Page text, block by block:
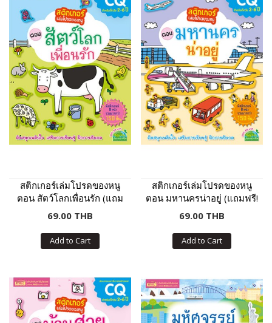
สติกเกอร์เล่มโปรดของหนู
ตอน สัตว์โลกเพื่อนรัก (แถม
ฟรี! สติกเกอร์กว่า 150 ชิ้น)
69.00 THB
Add to Cart
สติกเกอร์เล่มโปรดของหนู
ตอน มหานครน่าอยู่ (แถมฟรี!
สติกเกอร์กว่า 150 ชิ้น)
69.00 THB
Add to Cart